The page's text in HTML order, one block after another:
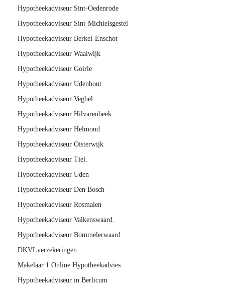
Hypotheekadviseur Sint-Oedenrode
Hypotheekadviseur Sint-Michielsgestel
Hypotheekadviseur Berkel-Enschot
Hypotheekadviseur Waalwijk
Hypotheekadviseur Goirle
Hypotheekadviseur Udenhout
Hypotheekadviseur Veghel
Hypotheekadviseur Hilvarenbeek
Hypotheekadviseur Helmond
Hypotheekadviseur Oisterwijk
Hypotheekadviseur Tiel.
Hypotheekadviseur Uden
Hypotheekadviseur Den Bosch
Hypotheekadviseur Rosmalen
Hypotheekadviseur Valkenswaard.
Hypotheekadviseur Bommelerwaard
DKVLverzekeringen
Makelaar 1 Online Hypotheekadvies
Hypotheekadviseur in Berlicum